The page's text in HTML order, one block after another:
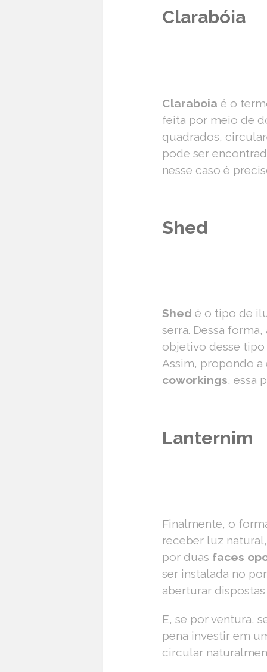
Clarabóia
Claraboia é o
feita por meio de
quadrados,
pode ser
nesse caso é
Shed
Shed é o tipo de
serra. Dessa
objetivo desse tipo
Assim, propondo a
coworkings, essa
Lanternim
Finalmente, o
receber luz
por duas faces
ser instalada no
aberturar
E, se por ventura,
pena investir em
circular